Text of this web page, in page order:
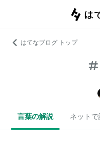
はてなブログ トップ
言葉の解説 ネットで